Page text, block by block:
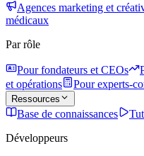
Agences marketing et
médicaux
Par rôle
Pour fondateurs et CEOs
et opérations
Pour experts-
Ressources
Base de connaissances
Développeurs